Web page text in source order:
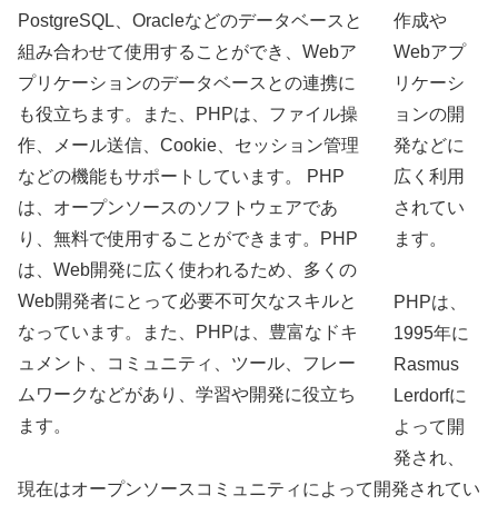
作成や
Webアプ
リケーシ
ョンの開
発などに
広く利用
されてい
ます。
PHPは、
1995年に
Rasmus
Lerdorfに
よって開
発され、
現在はオープンソースコミュニティによって開発されてい